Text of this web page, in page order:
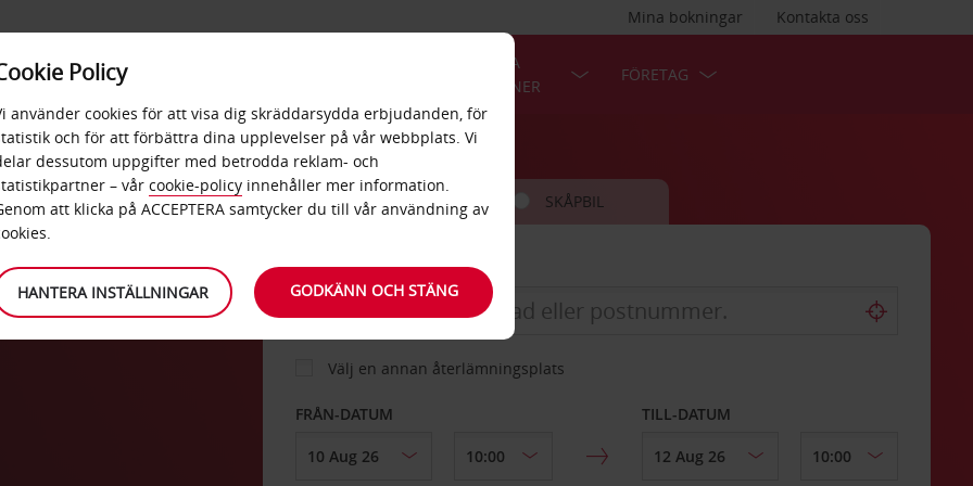
Kontakta oss
Mina bokningar
ERBJUDANDEN
POPULÄRA
DESTINATIONER
FÖRETAG
BIL SKÅPBIL
HÄMTA FRÅN
Välj en annan återlämningsplats
FRÅN-DATUM TILL-DATUM
Policy
använder cookies för att visa dig skräddarsydda erbjudanden, för
och för att förbättra dina upplevelser på vår webbplats. Vi
dessutom uppgifter med betrodda reklam- och
– vår cookie-policy innehåller mer information.
att klicka på ACCEPTERA samtycker du till vår användning av
HANTERA INSTÄLLNINGAR GODKÄNN OCH STÄNG